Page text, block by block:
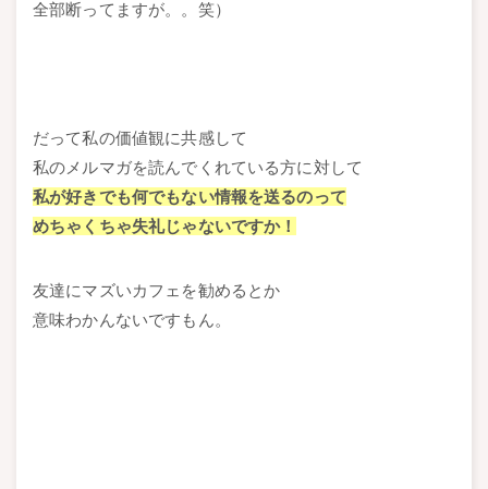
全部断ってますが。。笑）
だって私の価値観に共感して
私のメルマガを読んでくれている方に対して
私が好きでも何でもない情報を送るのって
めちゃくちゃ失礼じゃないですか！
友達にマズいカフェを勧めるとか
意味わかんないですもん。